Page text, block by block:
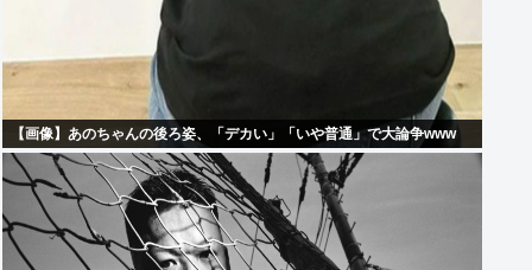
【画像】あのちゃんの後ろ姿、「デカい」「いや普通」で大論争www